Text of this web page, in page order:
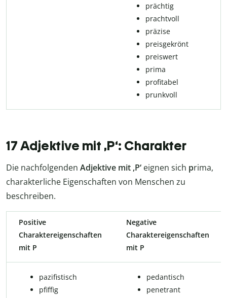
prächtig
pracht­voll
prä­zi­se
preisgekrönt
preiswert
prima
profitabel
prunkvoll
17 Adjektive mit ,P‘: Charakter
Die nachfolgenden Adjektive mit ,P‘ eignen sich prima,
charakterliche Eigenschaften von Menschen zu
beschreiben.
Positive
Charaktereigenschaften
mit P
Negative
Charaktereigenschaften
mit P
pazifistisch
pfiffig
pe­dan­tisch
pe­ne­t­rant